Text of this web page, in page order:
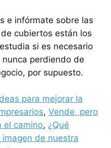
e infórmate sobre las
cubiertos están los
si es necesario
perdiendo de
por supuesto.
para mejorar la
, Vende, pero
el camino, ¿Qué
de nuestra